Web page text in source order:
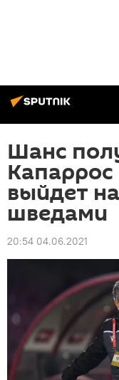
Шанс
Капаррос
выйдет
шведами
20:54 04.06.2021